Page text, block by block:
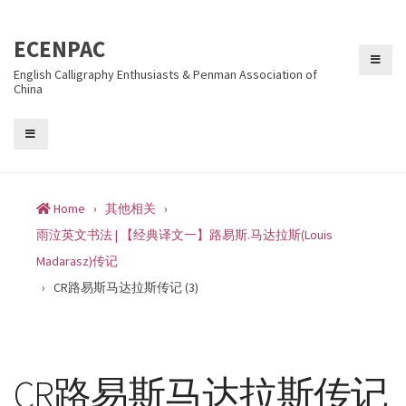
ECENPAC
English Calligraphy Enthusiasts & Penman Association of
China
Home › 其他相关 ›
雨泣英文书法 | 【经典译文一】路易斯.马达拉斯(Louis
Madarasz)传记
› CR路易斯马达拉斯传记 (3)
CR路易斯马达拉斯传记